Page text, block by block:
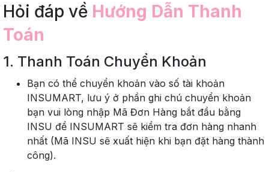
Hỏi đáp về Hướng Dẫn Thanh
Toán
1. Thanh Toán Chuyển Khoản
Bạn có thể chuyển khoản vào số tài khoản
INSUMART, lưu ý ở phần ghi chú chuyển khoản
bạn vui lòng nhập Mã Đơn Hàng bắt đầu bằng
INSU để INSUMART sẽ kiểm tra đơn hàng nhanh
nhất (Mã INSU sẽ xuất hiện khi bạn đặt hàng thành
công).